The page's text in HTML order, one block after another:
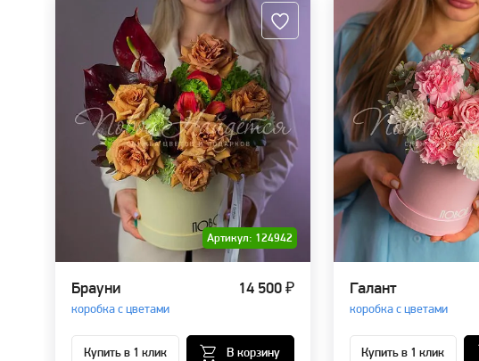
Артикул: 124942
Брауни
коробка с цветами
14 500 ₽
Купить в 1 клик В корзину
Галант
коробка с цветами
Купить в 1 клик